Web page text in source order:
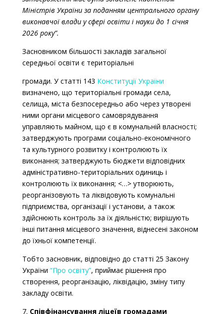
Міністрів України за поданням центрального органу
виконавчої влади у сфері освіти і науки до 1 січня
2026 року”.
Засновником більшості закладів загальної
середньої освіти є територіальні
громади. У статті 143 Конституції України
визначено, що територіальні громади села,
селища, міста безпосередньо або через утворені
ними органи місцевого самоврядування
управляють майном, що є в комунальній власності;
затверджують програми соціально-економічного
та культурного розвитку і контролюють їх
виконання; затверджують бюджети відповідних
адміністративно-територіальних одиниць і
контролюють їх виконання; <…> утворюють,
реорганізовують та ліквідовують комунальні
підприємства, організації і установи, а також
здійснюють контроль за їх діяльністю; вирішують
інші питання місцевого значення, віднесені законом
до їхньої компетенції.
Тобто засновник, відповідно до статті 25 Закону
України “Про освіту”, приймає рішення про
створення, реорганізацію, ліквідацію, зміну типу
закладу освіти.
7. Співфінансування ліцеїв громадами